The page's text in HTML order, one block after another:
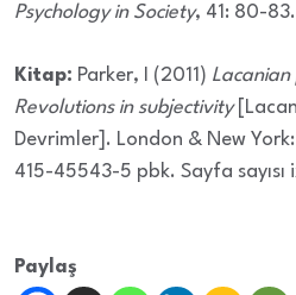
Psychology in Society, 41: 80-83.
Kitap: Parker, I (2011) Lacanian
Revolutions in subjectivity
Devrimler]. London & New
415-45543-5 pbk. Sayfa sayısı
Paylaş